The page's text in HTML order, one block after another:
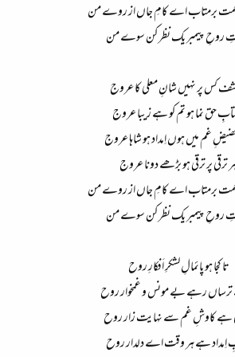
برمتاب اے کامِ جاں از روے من​
روحِ پیمبر یک نظر کن سوے من​
کس پر نہیں شانِ معلی کا عروج​
حق نما ہو تم کو ہے زیبا عروج​
غم میں ہوں اِمداد ہو شاہا عروج​
ترقی پر ترقی ہو بڑھے دونا عروج​
برمتاب اے کامِ جاں از روے من​
روحِ پیمبر یک نظر کن سوے من​
تا کجا ہو پائمالِ لشکرِ اَفکارِ روح​
ترساں رہے بے مونس و غمخوار روح​
ہے کاوشِ غم سے نہایت زار روح​
اِمداد ہے ہر وقت اے دلدار روح​